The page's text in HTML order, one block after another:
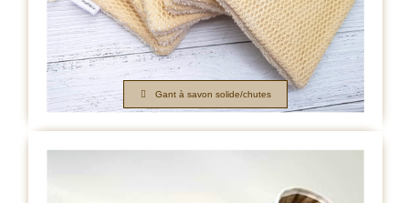
Gant à savon solide/chutes